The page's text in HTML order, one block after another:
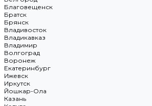
Благовещенск
Братск
Брянск
Владивосток
Владикавказ
Владимир
Волгоград
Воронеж
Екатеринбург
Ижевск
Иркутск
Йошкар-Ола
Казань